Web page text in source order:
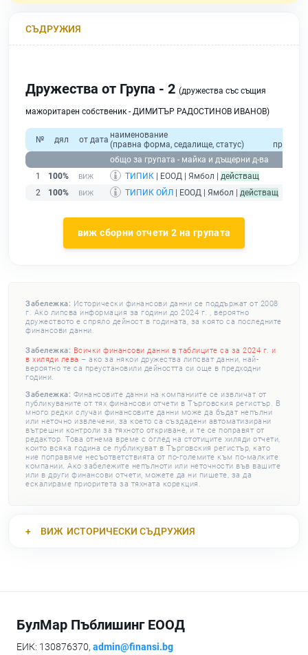
СЪДРУЖИЯ
Дружества от Група - 2 (дружества със същия
мажоритарен собственик - ДИМИТЪР РАДОСТИНОВ ИВАНОВ)
№ дял от дата наименование
(правна форма, седалище, статус)
приходи
общо за групата - майка и дъщерни д-ва
1
100% ТИПИК | ЕООД | Ямбол | действащ
2
100% ТИПИК ОЙЛ | ЕООД | Ямбол | действащ
виж сборни отчети 2 на групата
Забележка: Исторически финансови данни се поддържат от 2008
г. Ако липсва информация за години до 2024 г. , вероятно
дружеството е спряло дейност в годината, за която са последните
финансови данни.
Забележка: Всички финансови данни в таблиците са за 2024 г. и
в хиляди лева – ако за някои дружества липсват данни, най-
вероятно те са преустановили дейността си още в предходни
години.
Забележка: Финансовите данни на компаниите се извличат от
публикуваните от тях финансови отчети в Търговския регистър. В
много редки случаи финансовите данни може да бъдат непълни
или неточно извлечени, за което са създадени автоматизирани
вътрешни контроли за тяхното откриване, и те се поправят от
редактор. Това отнема време с оглед на стотиците хиляди отчети,
които всяка година се публикуват в Търговския регистър, като
ние поправяме несъответствията от по-големите към по-малките
компании. Ако забележите непълноти или неточности във вашите
или в други финансови отчети, можете да ни пишете, за да
ескалираме приоритета за тяхната корекция.
ВИЖ ИСТОРИЧЕСКИ СЪДРУЖИЯ
БулМар Пъблишинг ЕООД
ЕИК: 130876370, admin@finansi.bg